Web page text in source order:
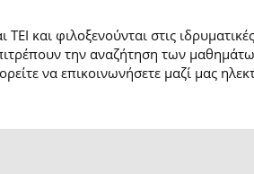
και φιλοξενούνται στις
την αναζήτηση των
να επικοινωνήσετε μαζί μας